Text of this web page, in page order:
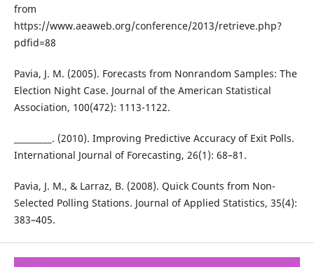
from
https://www.aeaweb.org/conference/2013/retrieve.php?
pdfid=88
Pavia, J. M. (2005). Forecasts from Nonrandom Samples: The
Election Night Case. Journal of the American Statistical
Association, 100(472): 1113-1122.
_________. (2010). Improving Predictive Accuracy of Exit Polls.
International Journal of Forecasting, 26(1): 68–81.
Pavia, J. M., & Larraz, B. (2008). Quick Counts from Non-
Selected Polling Stations. Journal of Applied Statistics, 35(4):
383–405.